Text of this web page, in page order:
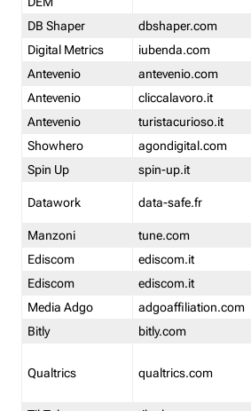
DB Shaper
dbshaper.com
Digital Metrics
iubenda.com
Antevenio
antevenio.com
Antevenio
cliccalavoro.it
Antevenio
turistacurioso.it
Showhero
agondigital.com
Spin Up
spin-up.it
Datawork data-safe.fr
Manzoni
tune.com
Ediscom
ediscom.it
Ediscom
ediscom.it
Media Adgo
adgoaffiliation.com
Bitly
bitly.com
Qualtrics qualtrics.com